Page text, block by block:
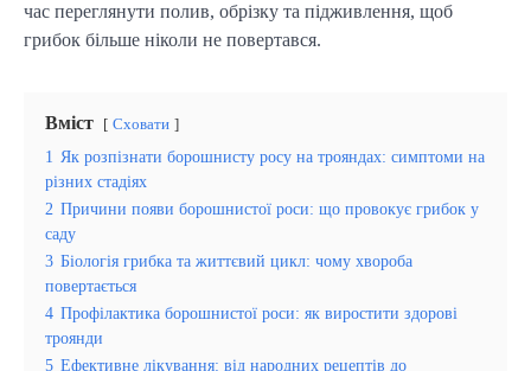
час переглянути полив, обрізку та підживлення, щоб
грибок більше ніколи не повертався.
Вміст Сховати
1 Як розпізнати борошнисту росу на трояндах: симптоми на
різних стадіях
2 Причини появи борошнистої роси: що провокує грибок у
саду
3 Біологія грибка та життєвий цикл: чому хвороба
повертається
4 Профілактика борошнистої роси: як виростити здорові
троянди
5 Ефективне лікування: від народних рецептів до